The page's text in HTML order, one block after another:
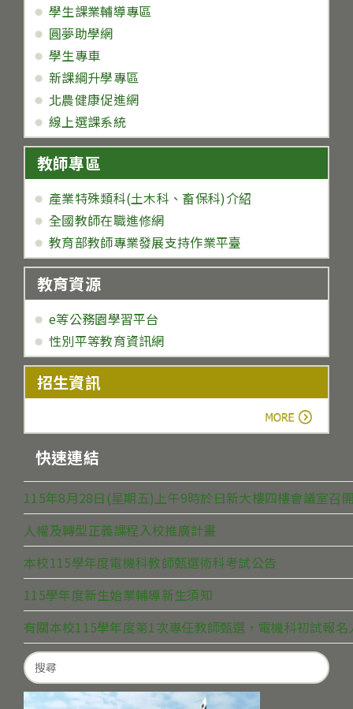
學生課業輔導專區
圓夢助學網
學生專車
新課綱升學專區
北農健康促進網
線上選課系統
教師專區
產業特殊類科(土木科、畜保科)介紹
全國教師在職進修網
教育部教師專業發展支持作業平臺
教育資源
e等公務園學習平台
性別平等教育資訊網
招生資訊
快速連結
115年8月28日(星期五)上午9時於日新大樓四樓會議室
人權及轉型正義課程入校推廣計畫
本校115學年度電機科教師甄選術科考試公告
115學年度新生始業輔導新生須知
有關本校115學年度第1次專任教師甄選，電機科初試報
Search
for: